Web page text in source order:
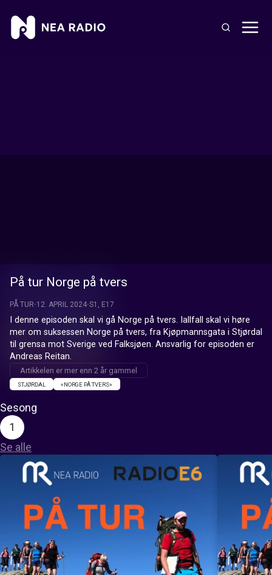
På tur Norge på tvers
PÅ TUR 12. APRIL 2024 S1, E17
I denne episoden skal vi gå Norge på tvers. Iallfall skal vi høre
mer om suksessen Norge på tvers, fra Kjøpmannsgata i Stjørdal
til grensa mot Sverige ved Falksjøen. Ansvarlig for episoden er
Andreas Reitan.
Artikkelen er mer enn 2 år gammel
STJØRDAL «NORGE PÅ TVERS»
Sesong
1
Se alle